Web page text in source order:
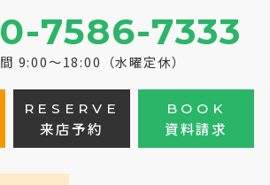
7586-7333
9:00～18:00（水曜定休）
RESERVE
来店予約
BOOK
資料請求